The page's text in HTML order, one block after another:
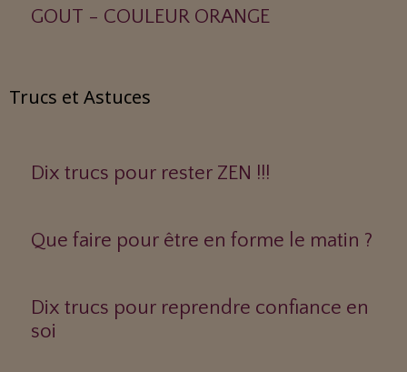
GOUT - COULEUR ORANGE
Trucs et Astuces
Dix trucs pour rester ZEN !!!
Que faire pour être en forme le matin ?
Dix trucs pour reprendre confiance en
soi